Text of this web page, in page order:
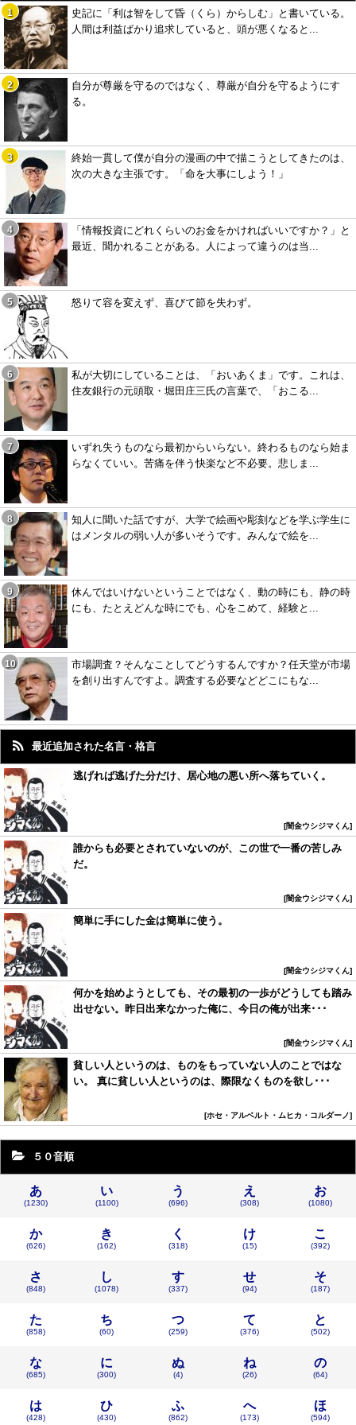
史記に「利は智をして昏（くら）からしむ」と書いている。
人間は利益ばかり追求していると、頭が悪くなると...
自分が尊厳を守るのではなく、尊厳が自分を守るようにす
る。
終始一貫して僕が自分の漫画の中で描こうとしてきたのは、
次の大きな主張です。「命を大事にしよう！」
「情報投資にどれくらいのお金をかければいいですか？」と
最近、聞かれることがある。人によって違うのは当...
怒りて容を変えず、喜びて節を失わず。
私が大切にしていることは、「おいあくま」です。これは、
住友銀行の元頭取・堀田庄三氏の言葉で、「おこる...
いずれ失うものなら最初からいらない。終わるものなら始ま
らなくていい。苦痛を伴う快楽など不必要。悲しま...
知人に聞いた話ですが、大学で絵画や彫刻などを学ぶ学生に
はメンタルの弱い人が多いそうです。みんなで絵を...
休んではいけないということではなく、動の時にも、静の時
にも、たとえどんな時にでも、心をこめて、経験と...
市場調査？そんなことしてどうするんですか？任天堂が市場
を創り出すんですよ。調査する必要などどこにもな...
最近追加された名言・格言
逃げれば逃げた分だけ、居心地の悪い所へ落ちていく。
闇金ウシジマくん
誰からも必要とされていないのが、この世で一番の苦しみ
だ。
闇金ウシジマくん
簡単に手にした金は簡単に使う。
闇金ウシジマくん
何かを始めようとしても、その最初の一歩がどうしても踏み
出せない。昨日出来なかった俺に、今日の俺が出来･･･
闇金ウシジマくん
貧しい人というのは、ものをもっていない人のことではな
い。 真に貧しい人というのは、際限なくものを欲し･･･
ホセ・アルベルト・ムヒカ・コルダーノ
５０音順
あ
(1230)
い
(1100)
う
(696)
え
(308)
お
(1080)
か
(626)
き
(162)
く
(318)
け
(15)
こ
(392)
さ
(848)
し
(1078)
す
(337)
せ
(94)
そ
(187)
た
(858)
ち
(60)
つ
(259)
て
(376)
と
(502)
な
(685)
に
(300)
ぬ
(4)
ね
(26)
の
(64)
は
(428)
ひ
(430)
ふ
(862)
へ
(173)
ほ
(594)